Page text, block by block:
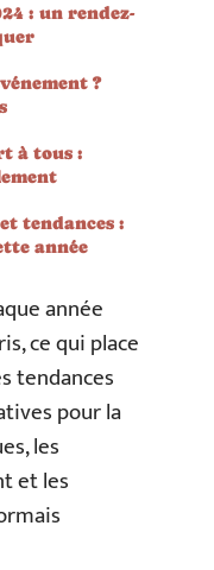
: un rendez-
?
à tous :
tendances :
année
année
ce qui place
tendances
pour la
les
et les